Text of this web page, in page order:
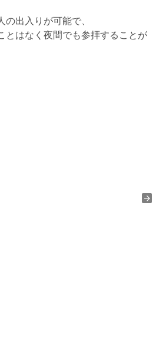
出入りが可能で、
とはなく夜間でも参拝することが